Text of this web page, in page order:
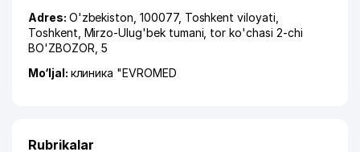
Adres: O'zbekiston, 100077, Toshkent viloyati
Toshkent Mirzo-Ulug'bek tumani tor ko'chasi 2-chi
BO'ZBOZOR , 5
Mo‘ljal: клиника "EVROMED
Rubrikalar